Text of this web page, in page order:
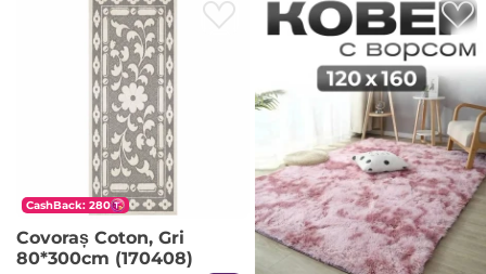
CashBack: 280
Covoraș Coton, Gri
80*300cm (170408)